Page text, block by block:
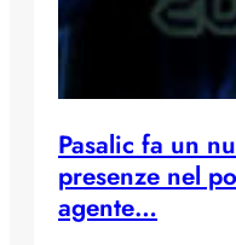
Pasalic fa un
presenze nel
agente…